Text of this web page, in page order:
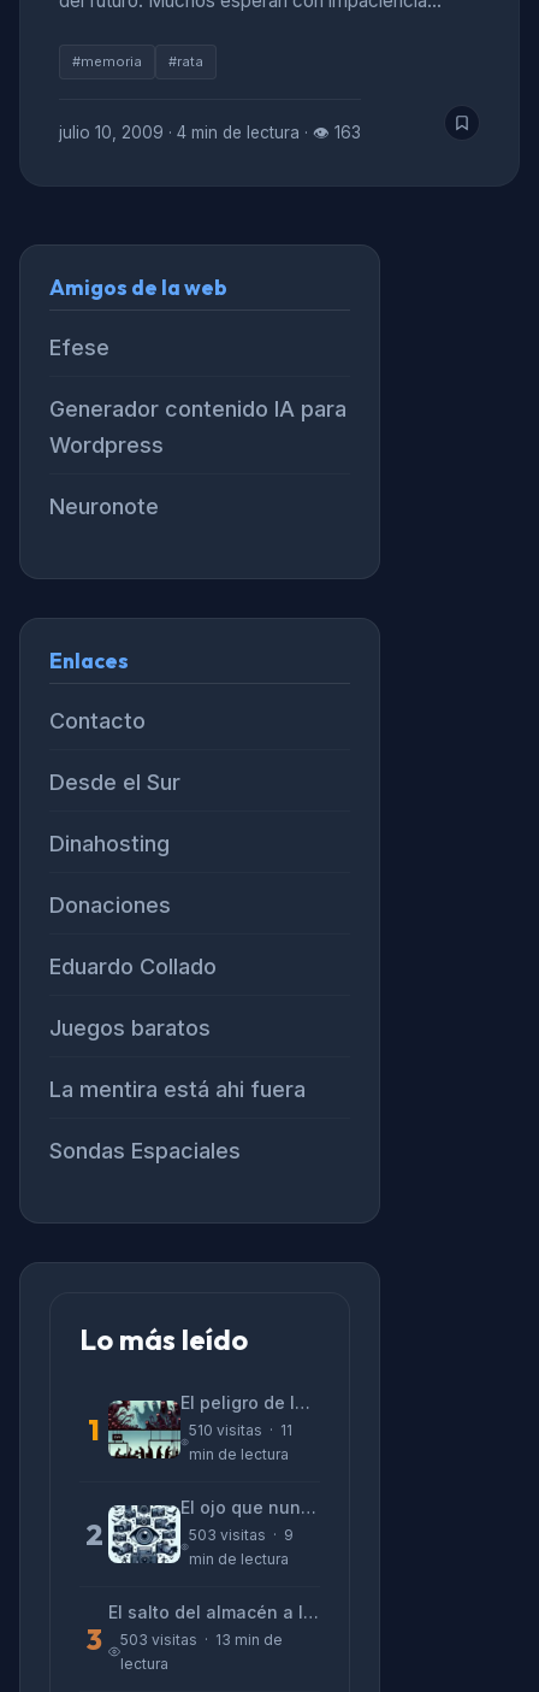
#memoria #rata
julio 10, 2009 · 4 min de lectura · 👁 163
Amigos de la web
Efese
Generador contenido IA para
Wordpress
Neuronote
Enlaces
Contacto
Desde el Sur
Dinahosting
Donaciones
Eduardo Collado
Juegos baratos
La mentira está ahi fuera
Sondas Espaciales
Lo más leído
1
El peligro de las «alucinaciones» y el CV prefabricado
510 visitas · 11
min de lectura
2
El ojo que nunca parpadea: lo que nos cuentan las cámaras de Lizeth Marzano
503 visitas · 9
min de lectura
3
El salto del almacén a la terminal: La realidad de reinventarse en tecnología
503 visitas · 13 min de
lectura